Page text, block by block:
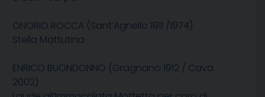
ONORIO ROCCA (Sant’Agnello 1911 /1974)
Stella Mattutina
ENRICO BUONDONNO (Gragnano 1912 / Cava
2002)